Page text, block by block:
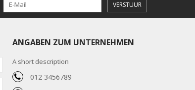
VERSTUUR
ANGABEN ZUM UNTERNEHMEN
A short description
012 3456789